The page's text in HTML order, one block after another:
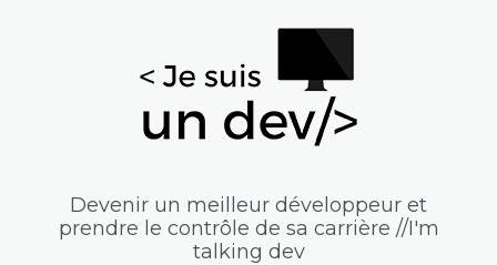
Devenir un meilleur développeur et
prendre le contrôle de sa carrière //I'm
talking dev